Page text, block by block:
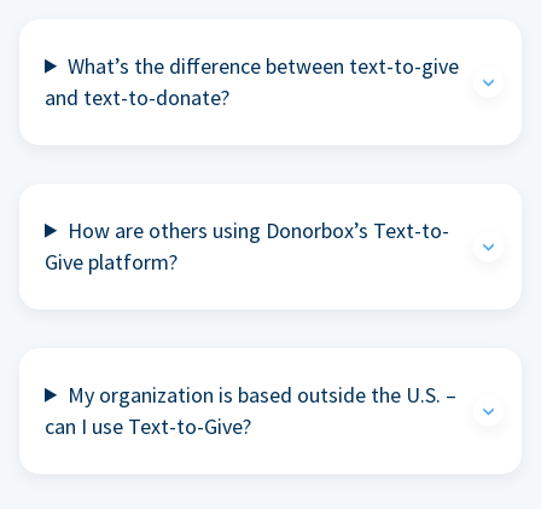
What’s the difference between text-to-give
and text-to-donate?
How are others using Donorbox’s Text-to-
Give platform?
My organization is based outside the U.S. –
can I use Text-to-Give?